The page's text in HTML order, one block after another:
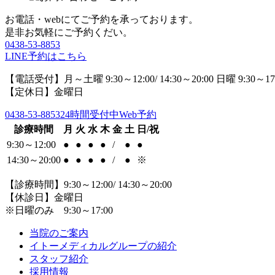
お電話・webにてご予約を承っております。
是非お気軽にご予約くだい。
0438-53-8853
LINE予約はこちら
【電話受付】月～土曜 9:30～12:00/ 14:30～20:00 日曜 9:30～
【定休日】金曜日
0438-53-885324時間受付中Web予約
診療時間
月 火 水 木 金 土 日/祝
9:30～12:00
● ● ● ● / ●
●
14:30～20:00 ● ● ● ● / ● ※
【診療時間】9:30～12:00/ 14:30～20:00
【休診日】金曜日
※日曜のみ 9:30～17:00
当院のご案内
イトーメディカルグループの紹介
スタッフ紹介
採用情報